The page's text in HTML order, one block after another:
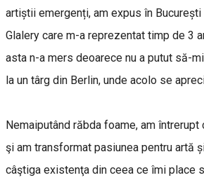
artiștii emergenți, am expus în București
Glalery care m-a reprezentat timp de 3
asta n-a mers deoarece nu a putut să-
la un târg din Berlin, unde acolo se
Nemaiputând răbda foame, am întrerupt
şi am transformat pasiunea pentru artă
câştiga existenţa din ceea ce îmi place